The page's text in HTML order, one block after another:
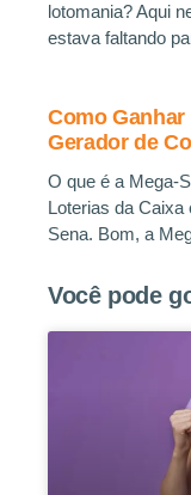
lotomania? Aqui
estava faltando
Como
Gerador de
O que é a Mega-
Loterias da
Sena. Bom, a
Você pode